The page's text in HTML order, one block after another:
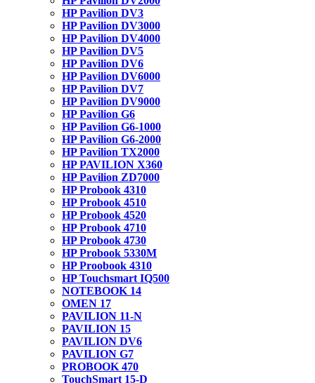
HP Pavilion DV3
HP Pavilion DV3000
HP Pavilion DV4000
HP Pavilion DV5
HP Pavilion DV6
HP Pavilion DV6000
HP Pavilion DV7
HP Pavilion DV9000
HP Pavilion G6
HP Pavilion G6-1000
HP Pavilion G6-2000
HP Pavilion TX2000
HP PAVILION X360
HP Pavilion ZD7000
HP Probook 4310
HP Probook 4510
HP Probook 4520
HP Probook 4710
HP Probook 4730
HP Probook 5330M
HP Proobook 4310
HP Touchsmart IQ500
NOTEBOOK 14
OMEN 17
PAVILION 11-N
PAVILION 15
PAVILION DV6
PAVILION G7
PROBOOK 470
TouchSmart 15-D